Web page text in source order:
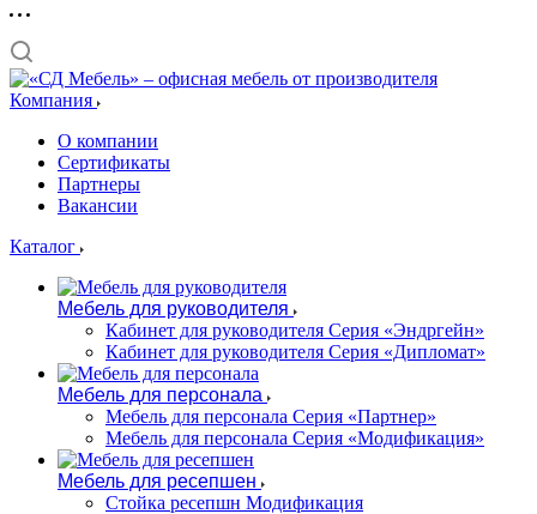
Компания
О компании
Сертификаты
Партнеры
Вакансии
Каталог
Мебель для руководителя
Кабинет для руководителя Серия «Эндргейн»
Кабинет для руководителя Серия «Дипломат»
Мебель для персонала
Мебель для персонала Серия «Партнер»
Мебель для персонала Серия «Модификация»
Мебель для ресепшен
Стойка ресепшн Модификация